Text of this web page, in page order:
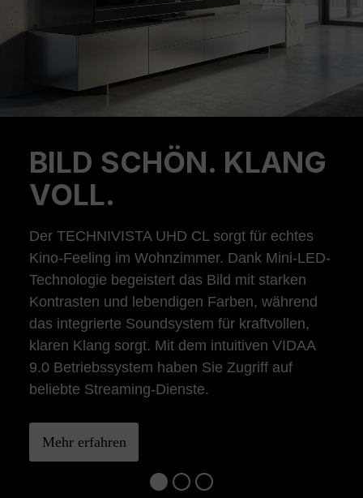
BILD SCHÖN. KLANG
VOLL.
Der TECHNIVISTA UHD CL sorgt für echtes
Kino-Feeling im Wohnzimmer. Dank Mini-LED-
Technologie begeistert das Bild mit starken
Kontrasten und lebendigen Farben, während
das integrierte Soundsystem für kraftvollen,
klaren Klang sorgt. Mit dem intuitiven VIDAA
9.0 Betriebssystem haben Sie Zugriff auf
beliebte Streaming-Dienste.
Mehr erfahren
Previous